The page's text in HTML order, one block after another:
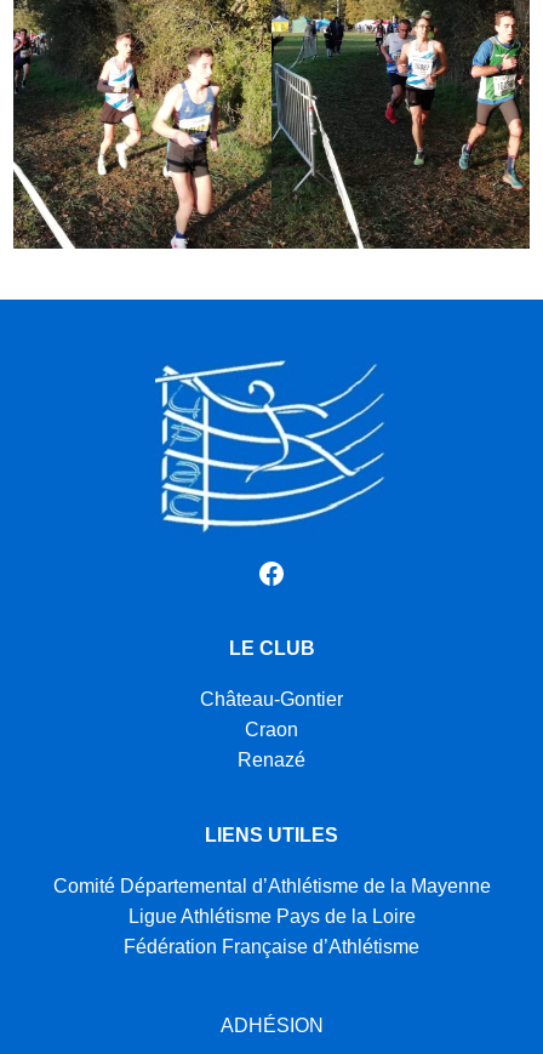
Facebook
LE CLUB
Château-Gontier
Craon
Renazé
LIENS UTILES
Comité Départemental d’Athlétisme de la Mayenne
Ligue Athlétisme Pays de la Loire
Fédération Française d’Athlétisme
ADHÉSION